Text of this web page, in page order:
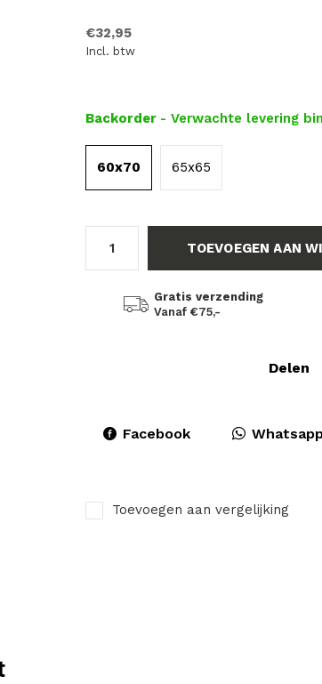
€32,95
Incl. btw
Backorder - Verwachte levering
60x70 65x65
TOEVOEGEN AAN
Gratis verzending
Vanaf €75,-
Delen
Facebook
Toevoegen aan vergelijking